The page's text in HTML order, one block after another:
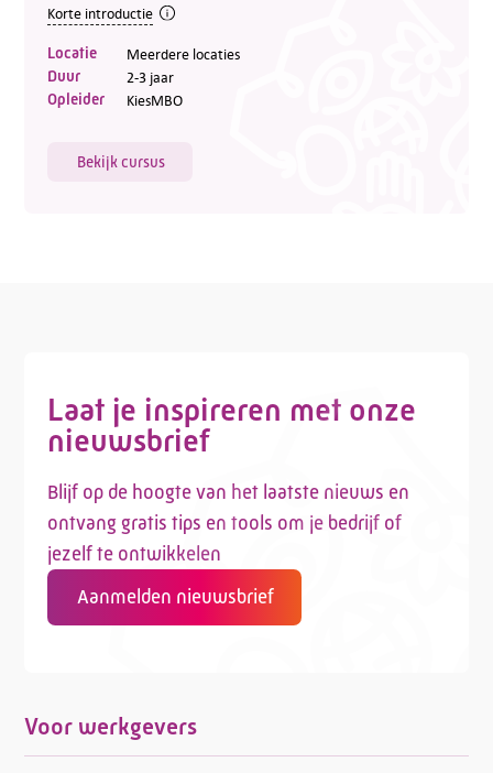
Korte introductie
Locatie Meerdere locaties
Duur 2-3 jaar
Opleider KiesMBO
Bekijk cursus
Laat je inspireren met onze
nieuwsbrief
Blijf op de hoogte van het laatste nieuws en
ontvang gratis tips en tools om je bedrijf of
jezelf te ontwikkelen
Aanmelden nieuwsbrief
Voor werkgevers